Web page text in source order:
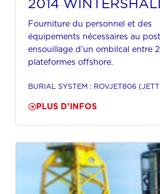
Fourniture du personnel et des
équipements nécessaires au post
ensouillage d’un ombilcal entre 2
plateformes offshore.
BURIAL SYSTEM : ROVJET806
PLUS D’INFOS